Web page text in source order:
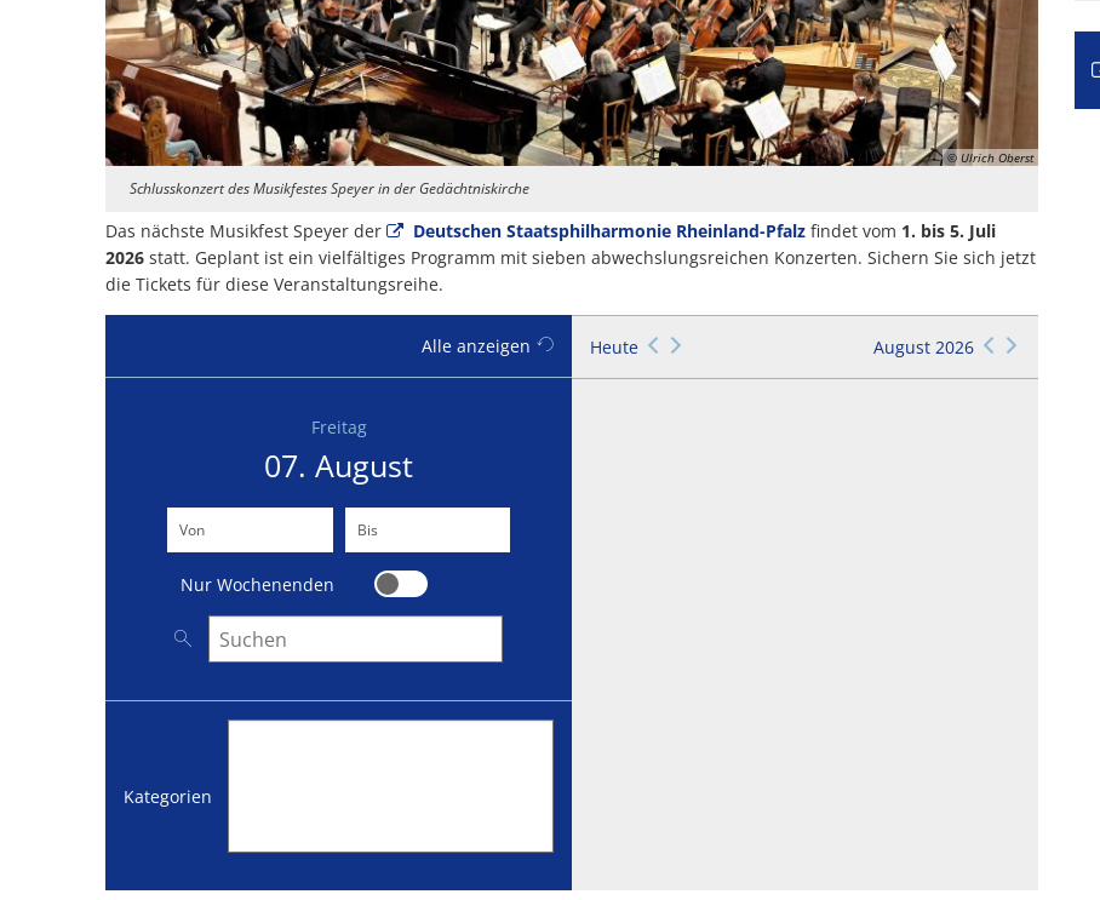
© Ulrich Oberst
Schlusskonzert des Musikfestes Speyer in der Gedächtniskirche
Das nächste Musikfest Speyer der Deutschen Staatsphilharmonie Rheinland-Pfalzfindet vom 1. bis 5. Juli
2026 statt. Geplant ist ein vielfältiges Programm mit sieben abwechslungsreichen Konzerten. Sichern Sie sich jetzt
die Tickets für diese Veranstaltungsreihe.
Alle anzeigen
Freitag
07. August
Von (Beginndatum eingeben)
Bis
Nur Wochenenden
Nur Wochenenden
Nach Veranstaltungen suchen
Kategorien
Heute August 2026